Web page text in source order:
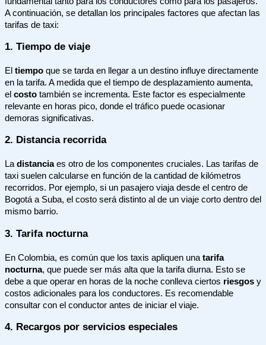
A continuación, se detallan los principales factores que afectan las
tarifas de taxi:
1. Tiempo de viaje
El tiempo que se tarda en llegar a un destino influye directamente
en la tarifa. A medida que el tiempo de desplazamiento aumenta,
el costo también se incrementa. Este factor es especialmente
relevante en horas pico, donde el tráfico puede ocasionar
demoras significativas.
2. Distancia recorrida
Ladistanciaes otro de los componentes cruciales. Las tarifas de
taxi suelen calcularse en función de la cantidad de kilómetros
recorridos. Por ejemplo, si un pasajero viaja desde el centro de
Bogotá a Suba, el costo será distinto al de un viaje corto dentro del
mismo barrio.
3. Tarifa nocturna
En Colombia, es común que los taxis apliquen una tarifa
nocturna, que puede ser más alta que la tarifa diurna. Esto se
debe a que operar en horas de la noche conlleva ciertos riesgos y
costos adicionales para los conductores. Es recomendable
consultar con el conductor antes de iniciar el viaje.
4. Recargos por servicios especiales